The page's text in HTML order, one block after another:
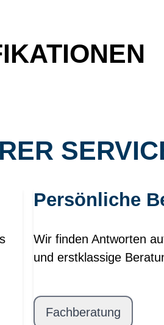
Persönliche
Wir finden Antworten
und erstklassige
Fachberatung